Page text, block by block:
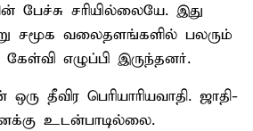
சரியில்லையே. இது
சமூக வலைதளங்களில் பலரும்
எழுப்பி இருந்தனர்.
தீவிர பெரியாரியவாதி. ஜாதி-
உடன்பாடில்லை.